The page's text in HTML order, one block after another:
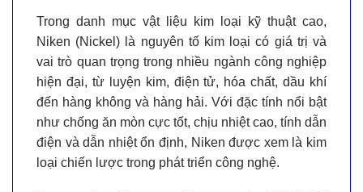
Trong danh mục vật liệu kim loại kỹ thuật cao,
Niken (Nickel) là nguyên tố kim loại có giá trị và
vai trò quan trọng trong nhiều ngành công nghiệp
hiện đại, từ luyện kim, điện tử, hóa chất, dầu khí
đến hàng không và hàng hải. Với đặc tính nổi bật
như chống ăn mòn cực tốt, chịu nhiệt cao, tính dẫn
điện và dẫn nhiệt ổn định, Niken được xem là kim
loại chiến lược trong phát triển công nghệ.